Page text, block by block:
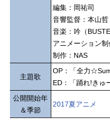
編集：岡祐司
音響監督：本山哲
音楽：吟（
アニメーション制
制作：NAS
主題歌
OP：「全力
ED：「踊れ!きゅ
公開開始年
＆季節
2017夏アニメ